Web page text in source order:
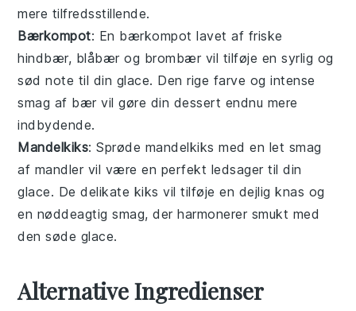
mere tilfredsstillende.
Bærkompot: En bærkompot lavet af friske
hindbær, blåbær og brombær vil tilføje en syrlig og
sød note til din glace. Den rige farve og intense
smag af bær vil gøre din dessert endnu mere
indbydende.
Mandelkiks: Sprøde mandelkiks med en let smag
af mandler vil være en perfekt ledsager til din
glace. De delikate kiks vil tilføje en dejlig knas og
en nøddeagtig smag, der harmonerer smukt med
den søde glace.
Alternative Ingredienser